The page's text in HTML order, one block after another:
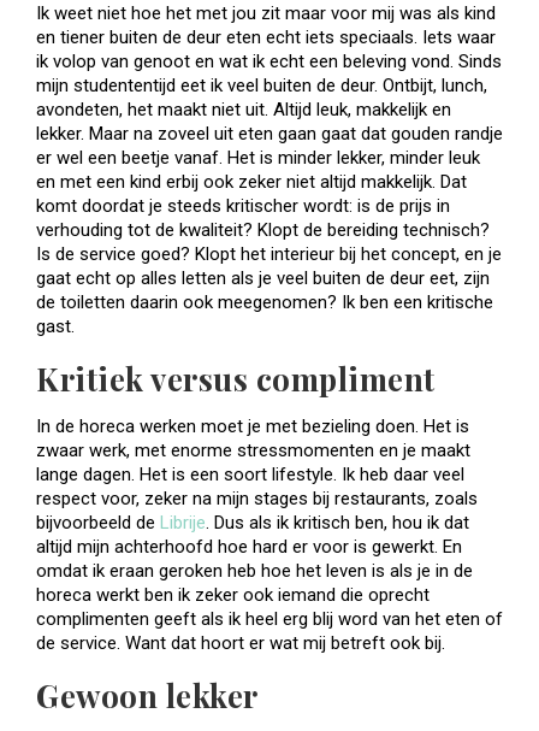
Ik weet niet hoe het met jou zit maar voor mij was als kind
en tiener buiten de deur eten echt iets speciaals. Iets waar
ik volop van genoot en wat ik echt een beleving vond. Sinds
mijn studententijd eet ik veel buiten de deur. Ontbijt, lunch,
avondeten, het maakt niet uit. Altijd leuk, makkelijk en
lekker. Maar na zoveel uit eten gaan gaat dat gouden randje
er wel een beetje vanaf. Het is minder lekker, minder leuk
en met een kind erbij ook zeker niet altijd makkelijk. Dat
komt doordat je steeds kritischer wordt: is de prijs in
verhouding tot de kwaliteit? Klopt de bereiding technisch?
Is de service goed? Klopt het interieur bij het concept, en je
gaat echt op alles letten als je veel buiten de deur eet, zijn
de toiletten daarin ook meegenomen? Ik ben een kritische
gast.
Kritiek versus compliment
In de horeca werken moet je met bezieling doen. Het is
zwaar werk, met enorme stressmomenten en je maakt
lange dagen. Het is een soort lifestyle. Ik heb daar veel
respect voor, zeker na mijn stages bij restaurants, zoals
bijvoorbeeld de Librije. Dus als ik kritisch ben, hou ik dat
altijd mijn achterhoofd hoe hard er voor is gewerkt. En
omdat ik eraan geroken heb hoe het leven is als je in de
horeca werkt ben ik zeker ook iemand die oprecht
complimenten geeft als ik heel erg blij word van het eten of
de service. Want dat hoort er wat mij betreft ook bij.
Gewoon lekker